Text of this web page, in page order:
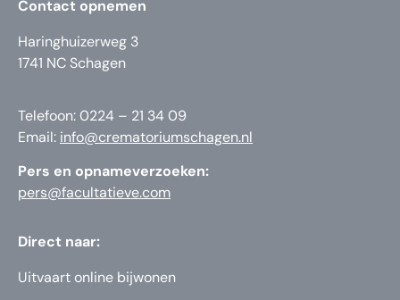
Contact opnemen
Haringhuizerweg 3
1741 NC Schagen
Telefoon: 0224 – 21 34 09
Email: info@crematoriumschagen.nl
Pers en opnameverzoeken:
pers@facultatieve.com
Direct naar:
Uitvaart online bijwonen